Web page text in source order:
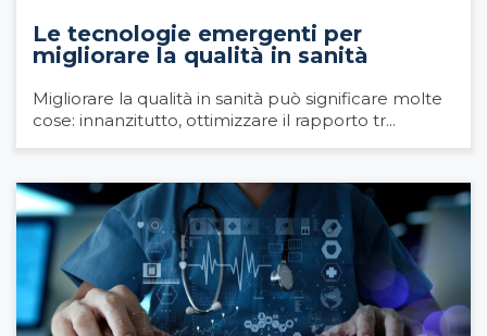
Le tecnologie emergenti per
migliorare la qualità in sanità
Migliorare la qualità in sanità può significare molte
cose: innanzitutto, ottimizzare il rapporto tr...